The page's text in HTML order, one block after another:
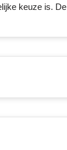
keuze is. De